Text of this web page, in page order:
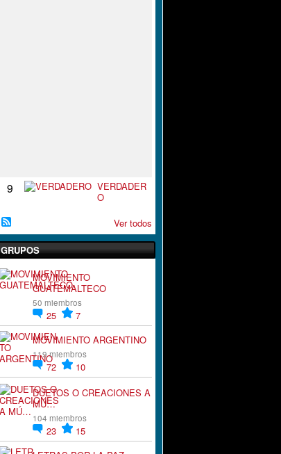
9
VERDADER
O
Ver todos
GRUPOS
MOVIMIENTO
GUATEMALTECO
50 miembros
25
7
MOVIMIENTO ARGENTINO
119 miembros
72
10
DUETOS O CREACIONES A
MÚ…
104 miembros
23
15